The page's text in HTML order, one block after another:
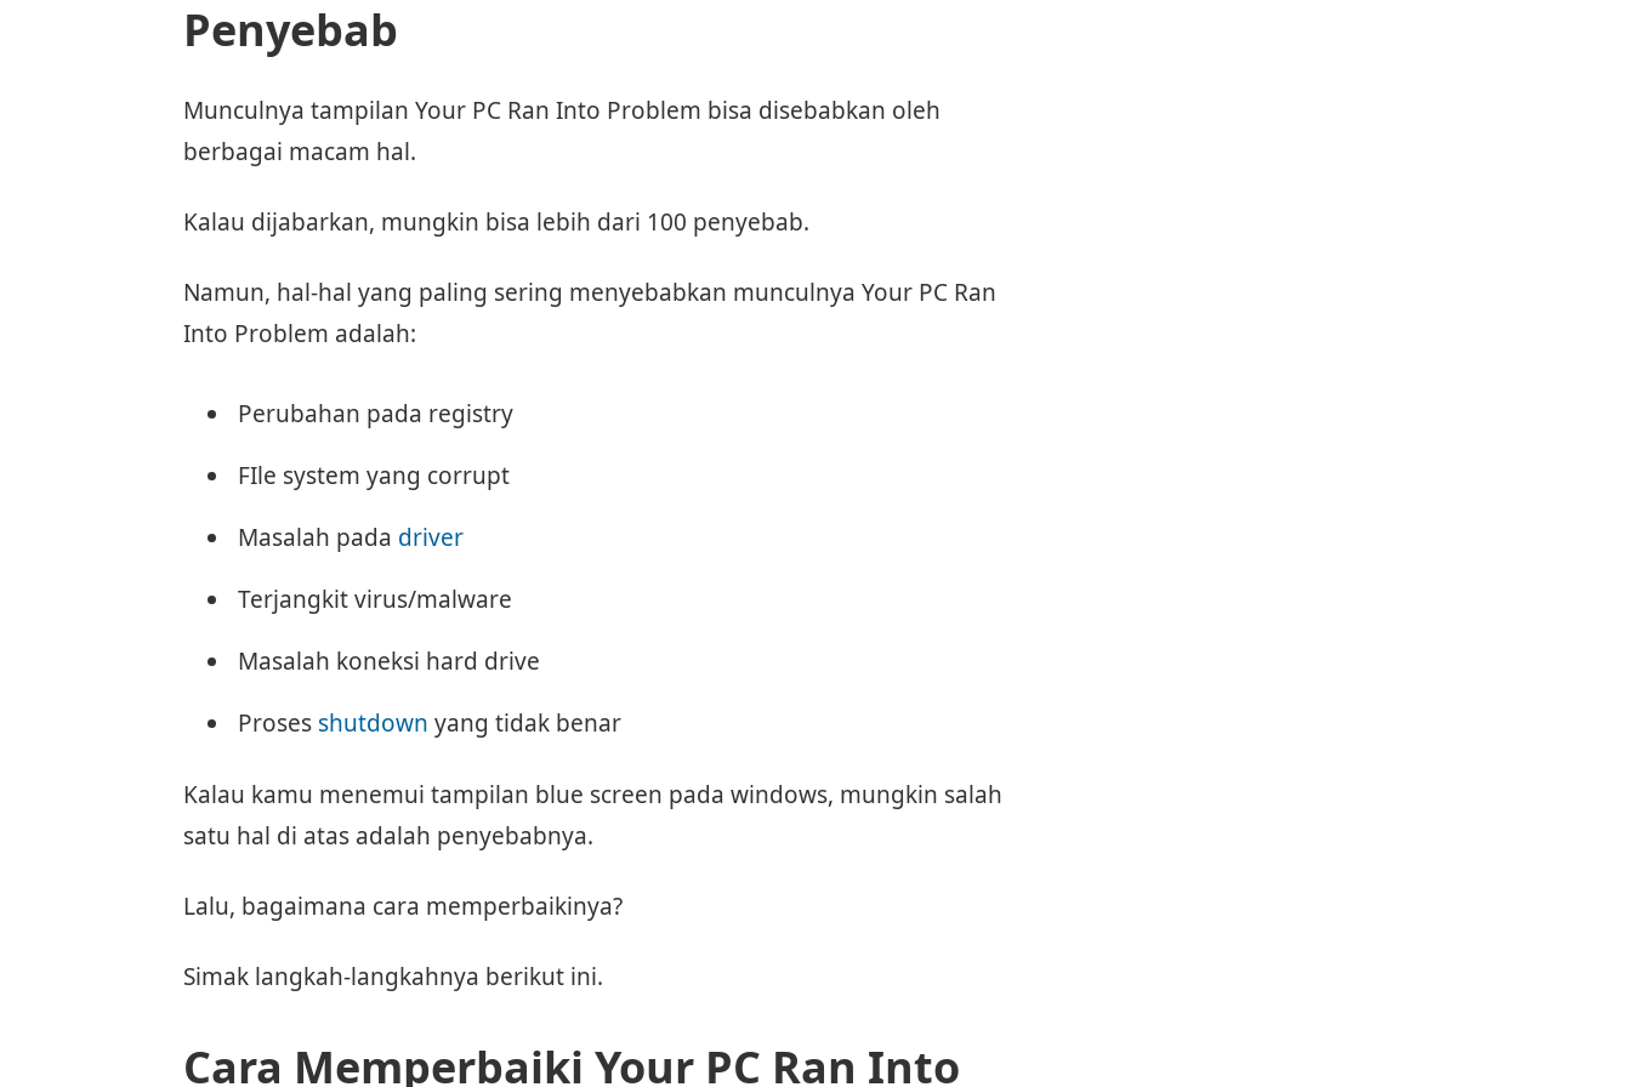
Penyebab
Munculnya tampilan Your PC Ran Into Problem bisa disebabkan oleh
berbagai macam hal.
Kalau dijabarkan, mungkin bisa lebih dari 100 penyebab.
Namun, hal-hal yang paling sering menyebabkan munculnya Your PC Ran
Into Problem adalah:
Perubahan pada registry
FIle system yang corrupt
Masalah pada driver
Terjangkit virus/malware
Masalah koneksi hard drive
Proses shutdown yang tidak benar
Kalau kamu menemui tampilan blue screen pada windows, mungkin salah
satu hal di atas adalah penyebabnya.
Lalu, bagaimana cara memperbaikinya?
Simak langkah-langkahnya berikut ini.
Cara Memperbaiki Your PC Ran Into